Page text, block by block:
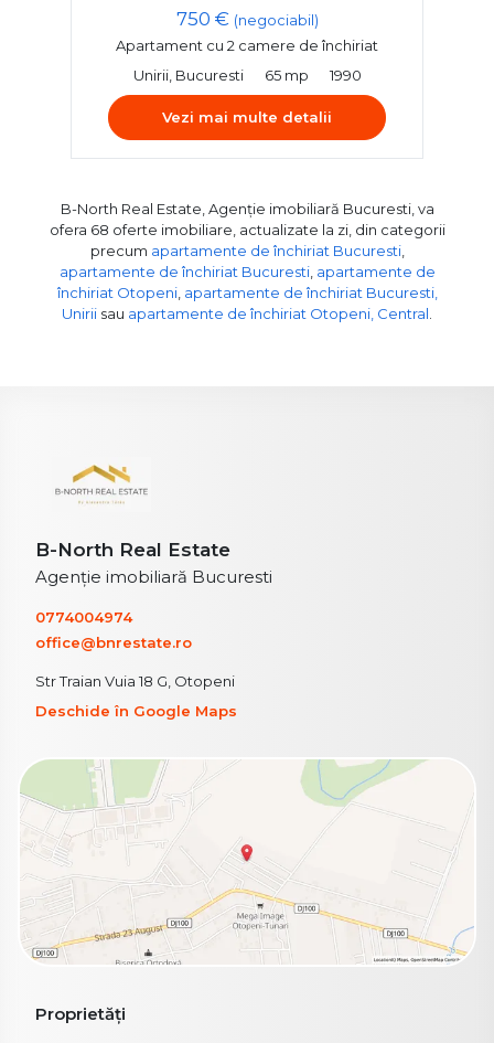
750 € (negociabil)
Apartament cu 2 camere de închiriat
Unirii, Bucuresti
65 mp 1990
Vezi mai multe detalii
B-North Real Estate, Agenție imobiliară Bucuresti, va
ofera 68 oferte imobiliare, actualizate la zi, din categorii
precum apartamente de închiriat Bucuresti,
apartamente de închiriat Bucuresti, apartamente de
închiriat Otopeni, apartamente de închiriat Bucuresti,
Unirii sau apartamente de închiriat Otopeni, Central
B-North Real Estate
Agenție imobiliară Bucuresti
0774004974
office@bnrestate.ro
Str Traian Vuia 18 G, Otopeni
Deschide în Google Maps
Proprietăți